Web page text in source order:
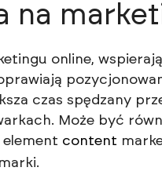
na
online,
czas spędzany
Może być
content